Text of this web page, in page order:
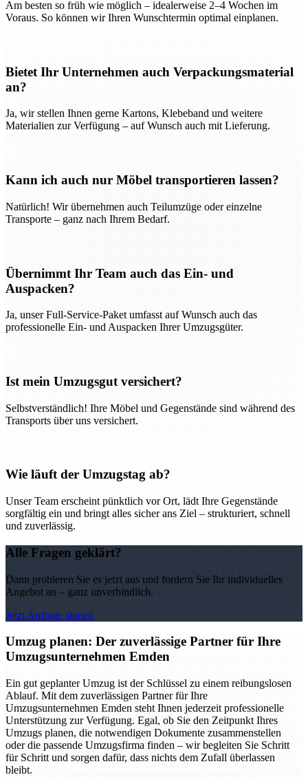
Am besten so früh wie möglich – idealerweise 2–4 Wochen im
Voraus. So können wir Ihren Wunschtermin optimal einplanen.
Bietet Ihr Unternehmen auch Verpackungsmaterial
an?
Ja, wir stellen Ihnen gerne Kartons, Klebeband und weitere
Materialien zur Verfügung – auf Wunsch auch mit Lieferung.
Kann ich auch nur Möbel transportieren lassen?
Natürlich! Wir übernehmen auch Teilumzüge oder einzelne
Transporte – ganz nach Ihrem Bedarf.
Übernimmt Ihr Team auch das Ein- und
Auspacken?
Ja, unser Full-Service-Paket umfasst auf Wunsch auch das
professionelle Ein- und Auspacken Ihrer Umzugsgüter.
Ist mein Umzugsgut versichert?
Selbstverständlich! Ihre Möbel und Gegenstände sind während des
Transports über uns versichert.
Wie läuft der Umzugstag ab?
Unser Team erscheint pünktlich vor Ort, lädt Ihre Gegenstände
sorgfältig ein und bringt alles sicher ans Ziel – strukturiert, schnell
und zuverlässig.
Alle Fragen geklärt?
Dann probieren Sie es jetzt aus und fordern Sie Ihr individuelles
Angebot an – ganz unverbindlich.
Jetzt Anfrage starten
Umzug planen: Der zuverlässige Partner für Ihre
Umzugsunternehmen Emden
Ein gut geplanter Umzug ist der Schlüssel zu einem reibungslosen
Ablauf. Mit dem zuverlässigen Partner für Ihre
Umzugsunternehmen Emden steht Ihnen jederzeit professionelle
Unterstützung zur Verfügung. Egal, ob Sie den Zeitpunkt Ihres
Umzugs planen, die notwendigen Dokumente zusammenstellen
oder die passende Umzugsfirma finden – wir begleiten Sie Schritt
für Schritt und sorgen dafür, dass nichts dem Zufall überlassen
bleibt.